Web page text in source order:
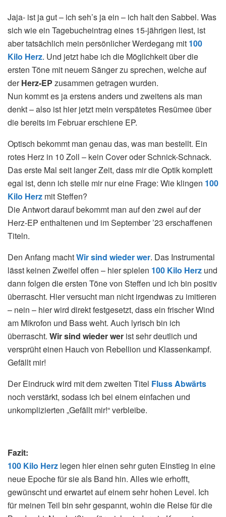
Jaja- ist ja gut – ich seh’s ja ein – ich halt den Sabbel. Was
sich wie ein Tagebucheintrag eines 15-jährigen liest, ist
aber tatsächlich mein persönlicher Werdegang mit 100
Kilo Herz. Und jetzt habe ich die Möglichkeit über die
ersten Töne mit neuem Sänger zu sprechen, welche auf
derHerz-EP zusammen getragen wurden.
Nun kommt es ja erstens anders und zweitens als man
denkt – also ist hier jetzt mein verspätetes Resümee über
die bereits im Februar erschiene EP.
Optisch bekommt man genau das, was man bestellt. Ein
rotes Herz in 10 Zoll – kein Cover oder Schnick-Schnack.
Das erste Mal seit langer Zeit, dass mir die Optik komplett
egal ist, denn ich stelle mir nur eine Frage: Wie klingen 100
Kilo Herz mit Steffen?
Die Antwort darauf bekommt man auf den zwei auf der
Herz-EP enthaltenen und im September ’23 erschaffenen
Titeln.
Den Anfang machtWir sind wieder wer. Das Instrumental
lässt keinen Zweifel offen – hier spielen 100 Kilo Herz und
dann folgen die ersten Töne von Steffen und ich bin positiv
überrascht. Hier versucht man nicht irgendwas zu imitieren
– nein – hier wird direkt festgesetzt, dass ein frischer Wind
am Mikrofon und Bass weht. Auch lyrisch bin ich
überrascht. Wir sind wieder wer ist sehr deutlich und
versprüht einen Hauch von Rebellion und Klassenkampf.
Gefällt mir!
Der Eindruck wird mit dem zweiten Titel Fluss Abwärts
noch verstärkt, sodass ich bei einem einfachen und
unkomplizierten „Gefällt mir!“ verbleibe.
Fazit:
100 Kilo Herz legen hier einen sehr guten Einstieg in eine
neue Epoche für sie als Band hin. Alles wie erhofft,
gewünscht und erwartet auf einem sehr hohen Level. Ich
für meinen Teil bin sehr gespannt, wohin die Reise für die